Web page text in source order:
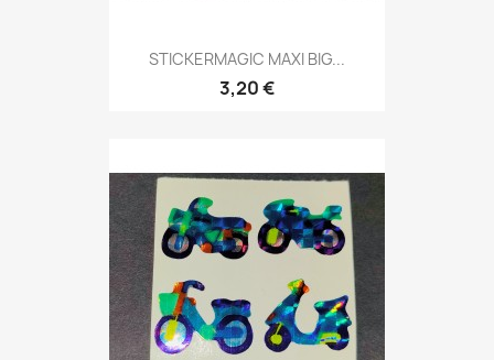
STICKERMAGIC MAXI BIG...
3,20 €